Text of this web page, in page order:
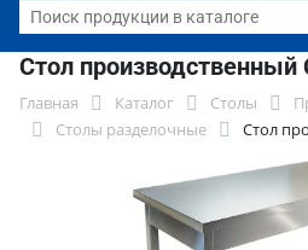
Стол
Главная Каталог Столы
Столы разделочные
Стол